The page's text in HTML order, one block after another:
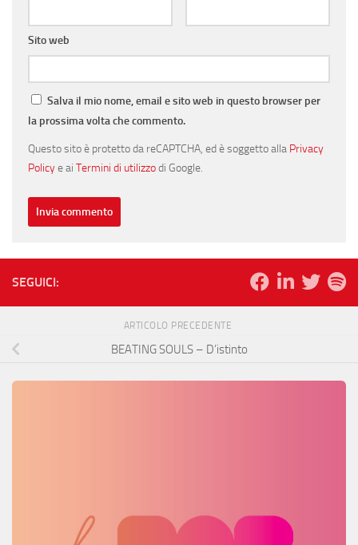
Sito web
Salva il mio nome, email e sito web in questo browser per
la prossima volta che commento.
Questo sito è protetto da reCAPTCHA, ed è soggetto alla Privacy
Policye ai Termini di utilizzodi Google.
SEGUICI:
ARTICOLO PRECEDENTE
BEATING SOULS – D’istinto